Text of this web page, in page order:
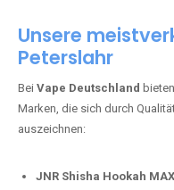
Unsere
Peterslahr
Bei Vape Deutschland
Marken, die sich durch
auszeichnen:
JNR Shisha Hookah